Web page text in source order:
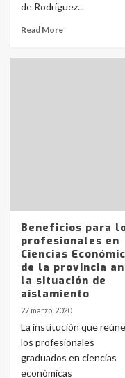
de Rodríguez...
Read More
Beneficios para
profesionales en
Ciencias
de la provincia
la situación de
aislamiento
27 marzo, 2020
La institución que
los profesionales
graduados en ciencias
económicas
en la
4
joven
5
Los
entre